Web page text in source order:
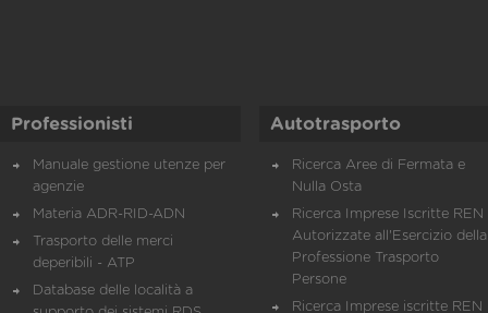
Professionisti
Manuale gestione utenze per
agenzie
Materia ADR-RID-ADN
Trasporto delle merci
deperibili - ATP
Database delle località a
Autotrasporto
Ricerca Aree di Fermata e
Nulla Osta
Ricerca Imprese Iscritte REN
Autorizzate all'Esercizio della
Professione Trasporto
Persone
Ricerca Imprese iscritte REN